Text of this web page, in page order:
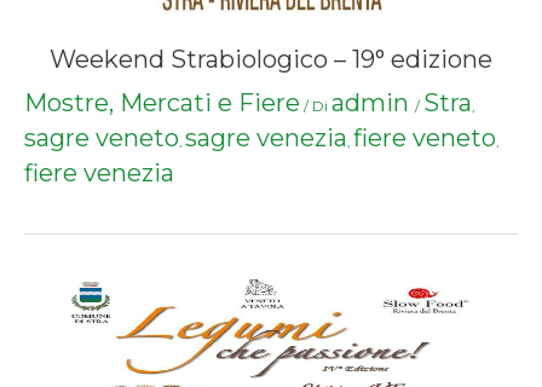
Weekend Strabiologico – 19° edizione
Mostre, Mercati e Fiere / Di admin / Stra,
sagre veneto, sagre venezia, fiere veneto,
fiere venezia